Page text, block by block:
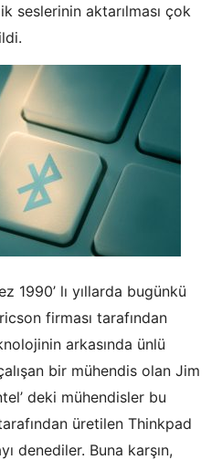
seslerinin aktarılması çok
1990’ lı yıllarda bugünkü
firması tarafından
arkasında ünlü
bir mühendis olan Jim
deki mühendisler bu
üretilen Thinkpad
denediler. Buna karşın,